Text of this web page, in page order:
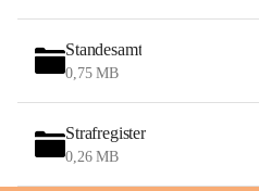
Standesamt
0,75 MB
Strafregister
0,26 MB